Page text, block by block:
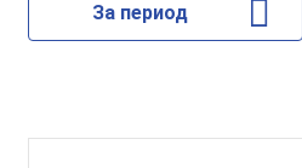
За период